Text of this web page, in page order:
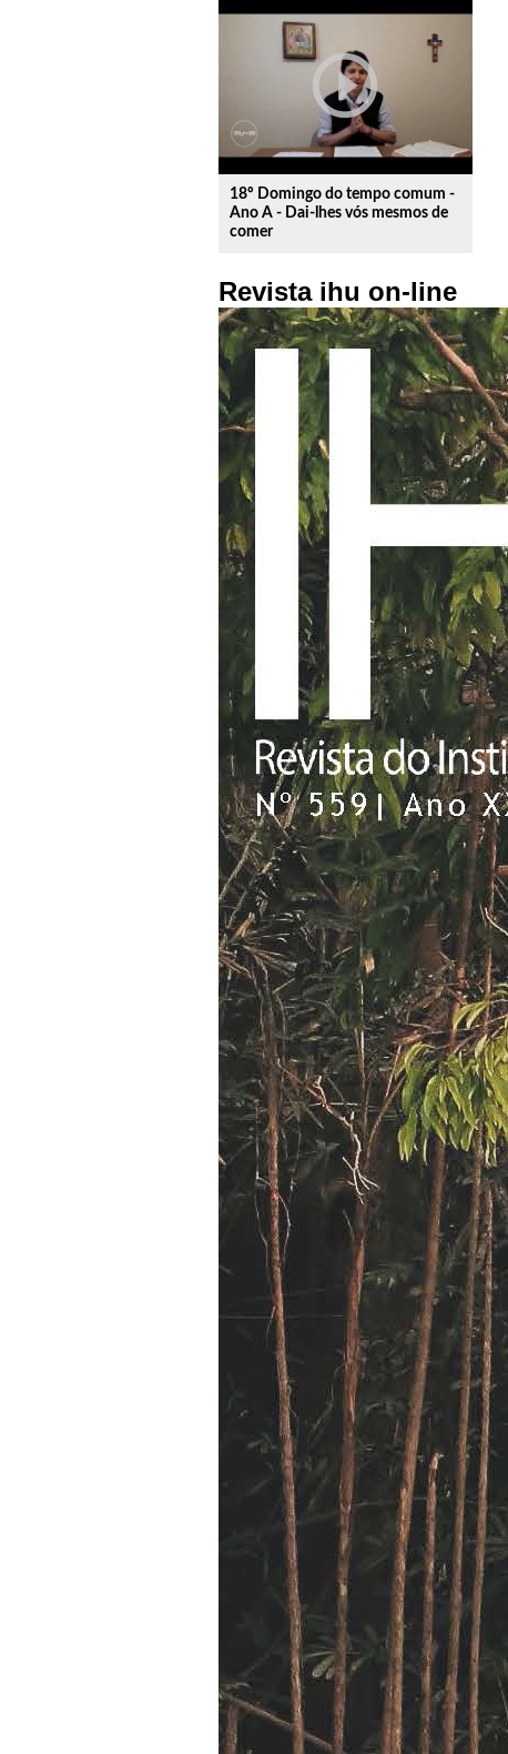
play_circle_outline
18º Domingo do tempo comum -
Ano A - Dai-lhes vós mesmos de
comer
Revista ihu on-line